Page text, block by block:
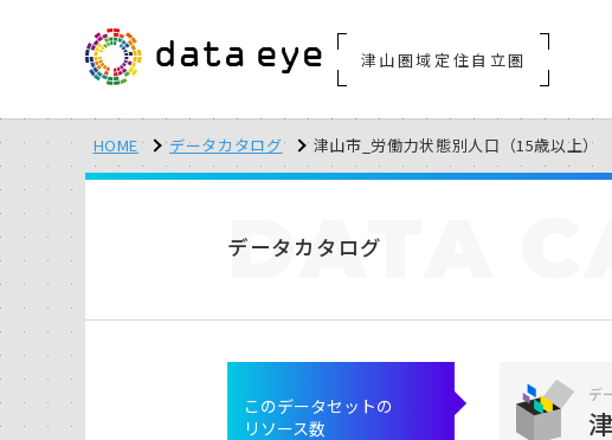
津山圏域定住自立圏
HOME データカタログ 津山市_労働力状態別人口（15歳以上）
データカタログ
DATA
デ
このデータセットの
リソース数